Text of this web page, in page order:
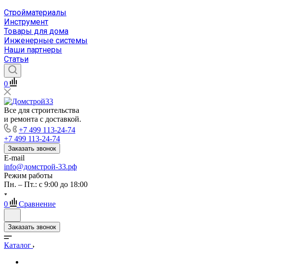
Стройматериалы
Инструмент
Товары для дома
Инженерные системы
Наши партнеры
Статьи
0
Все для строительства
и ремонта с доставкой.
+7 499 113-24-74
+7 499 113-24-74
Заказать звонок
E-mail
info@домстрой-33.рф
Режим работы
Пн. – Пт.: с 9:00 до 18:00
0 Сравнение
Заказать звонок
Каталог